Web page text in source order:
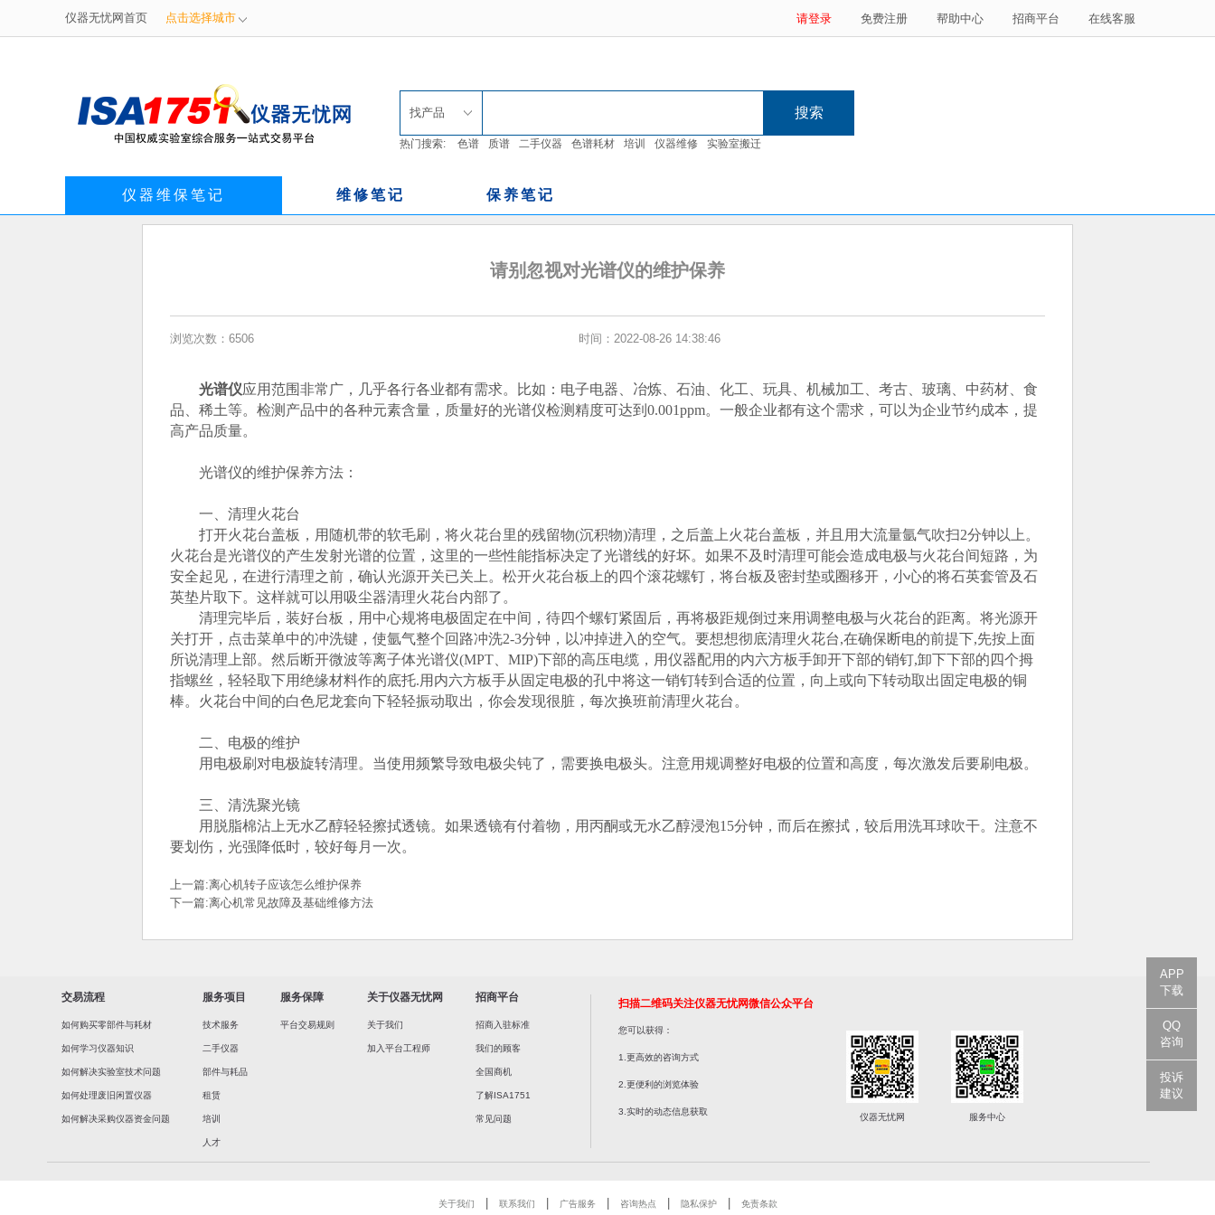
仪器无忧网首页 点击选择城市 请登录 免费注册 帮助中心 招商平台 在线客服
找产品
热门搜索: 色谱 质谱 二手仪器 色谱耗材 培训 仪器维修 实验室搬迁
仪器维保笔记 维修笔记 保养笔记
请别忽视对光谱仪的维护保养
浏览次数：6506 时间：2022-08-26 14:38:46
光谱仪应用范围非常广，几乎各行各业都有需求。比如：电子电器、冶炼、石油、化工、玩具、机械加工、考古、玻璃、中药材、食
品、稀土等。检测产品中的各种元素含量，质量好的光谱仪检测精度可达到0.001ppm。一般企业都有这个需求，可以为企业节约成本，提
高产品质量。
光谱仪的维护保养方法：
一、清理火花台
打开火花台盖板，用随机带的软毛刷，将火花台里的残留物(沉积物)清理，之后盖上火花台盖板，并且用大流量氩气吹扫2分钟以上。
火花台是光谱仪的产生发射光谱的位置，这里的一些性能指标决定了光谱线的好坏。如果不及时清理可能会造成电极与火花台间短路，为
安全起见，在进行清理之前，确认光源开关已关上。松开火花台板上的四个滚花螺钉，将台板及密封垫或圈移开，小心的将石英套管及石
英垫片取下。这样就可以用吸尘器清理火花台内部了。
清理完毕后，装好台板，用中心规将电极固定在中间，待四个螺钉紧固后，再将极距规倒过来用调整电极与火花台的距离。将光源开
关打开，点击菜单中的冲洗键，使氩气整个回路冲洗2-3分钟，以冲掉进入的空气。要想想彻底清理火花台,在确保断电的前提下,先按上面
所说清理上部。然后断开微波等离子体光谱仪(MPT、MIP)下部的高压电缆，用仪器配用的内六方板手卸开下部的销钉,卸下下部的四个拇
指螺丝，轻轻取下用绝缘材料作的底托.用内六方板手从固定电极的孔中将这一销钉转到合适的位置，向上或向下转动取出固定电极的铜
棒。火花台中间的白色尼龙套向下轻轻振动取出，你会发现很脏，每次换班前清理火花台。
二、电极的维护
用电极刷对电极旋转清理。当使用频繁导致电极尖钝了，需要换电极头。注意用规调整好电极的位置和高度，每次激发后要刷电极。
三、清洗聚光镜
用脱脂棉沾上无水乙醇轻轻擦拭透镜。如果透镜有付着物，用丙酮或无水乙醇浸泡15分钟，而后在擦拭，较后用洗耳球吹干。注意不
要划伤，光强降低时，较好每月一次。
上一篇:离心机转子应该怎么维护保养
下一篇:离心机常见故障及基础维修方法
交易流程
如何购买零部件与耗材
如何学习仪器知识
如何解决实验室技术问题
如何处理废旧闲置仪器
如何解决采购仪器资金问题
服务项目
技术服务
二手仪器
部件与耗品
租赁
培训
人才
服务保障
平台交易规则
关于仪器无忧网
关于我们
加入平台工程师
招商平台
招商入驻标准
我们的顾客
全国商机
了解ISA1751
常见问题
扫描二维码关注仪器无忧网微信公众平台
您可以获得：
1.更高效的咨询方式
2.更便利的浏览体验
3.实时的动态信息获取
仪器无忧网 服务中心
关于我们 联系我们 广告服务 咨询热点 隐私保护 免责条款
APP
下载
QQ
咨询
投诉
建议